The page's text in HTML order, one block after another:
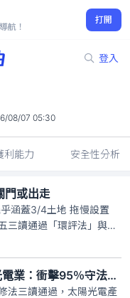
航！
打開
登入
08/07 05:30
利能力 安全性分析
門或出走
涵蓋3/4土地 拖慢設置
三讀通過「環評法」與相
七大公協會沉痛喊出「台
業者私下表示，這等於逼
不是出走、就是關門，產
，如同「棄嬰」。
藍白修惡光電三法》光電業：衝擊95％守法業者 金融業：光電授信先喊停
法三讀通過，太陽光電產